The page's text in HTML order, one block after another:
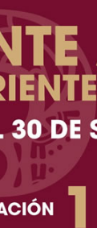
y
pero la
ni
en la
de qué